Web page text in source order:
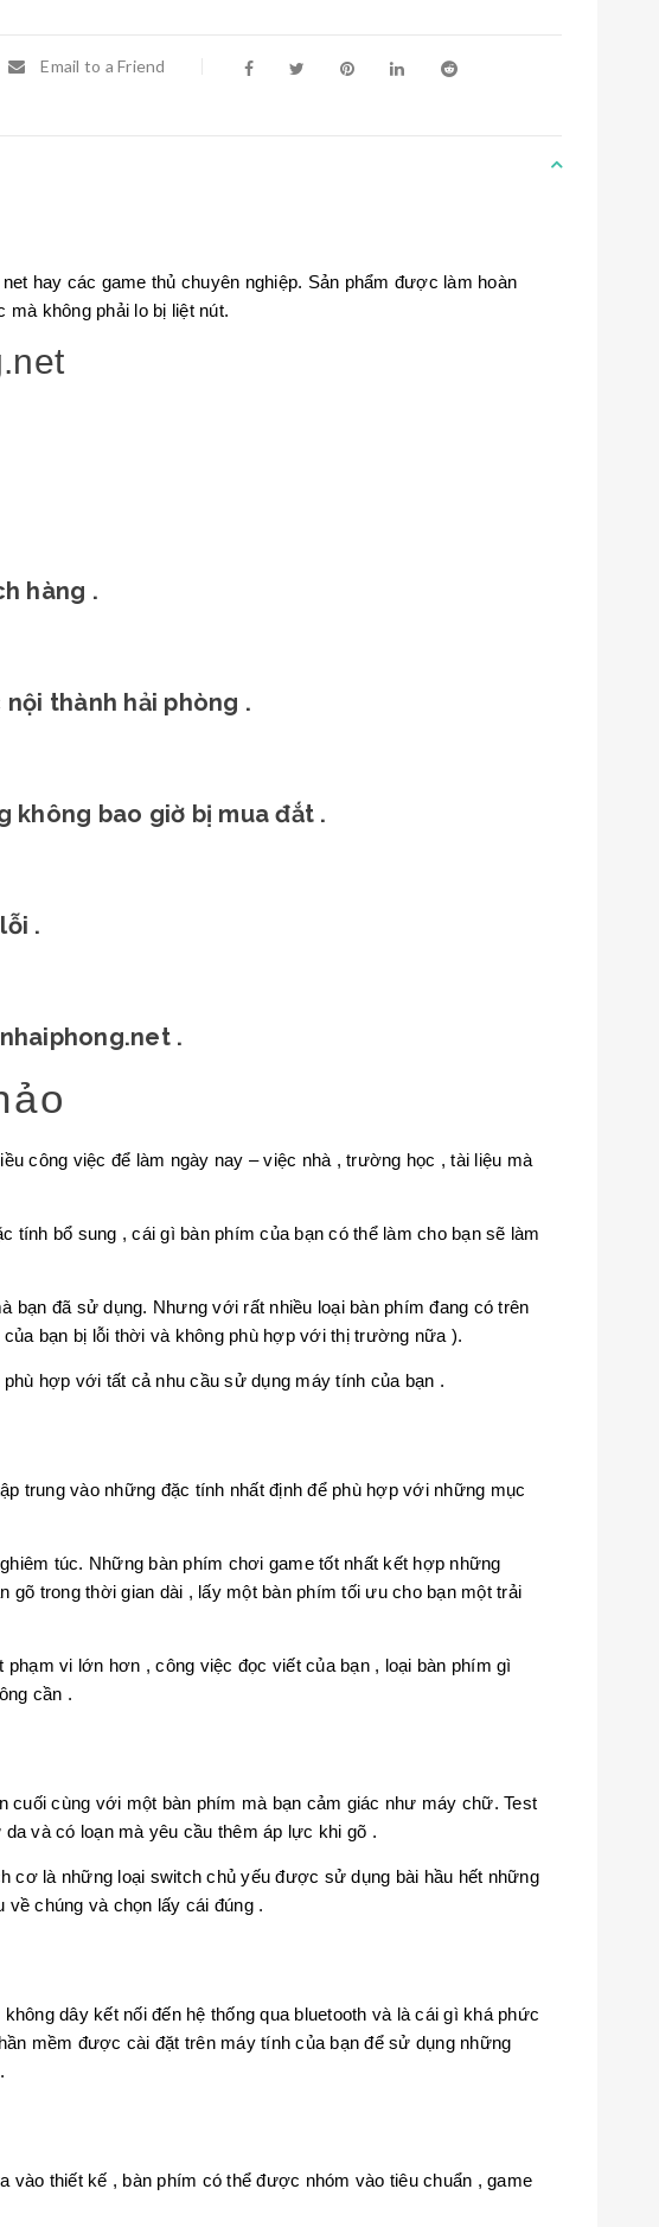
Email to a Friend
hay các game thủ chuyên nghiệp. Sản phẩm được làm hoàn
mà không phải lo bị liệt nút.
hàng .
thành hải phòng .
không bao giờ bị mua đắt .
.
.
công việc để làm ngày nay – việc nhà , trường học , tài liệu mà
bổ sung , cái gì bàn phím của bạn có thể làm cho bạn sẽ làm
bạn đã sử dụng. Nhưng với rất nhiều loại bàn phím đang có trên
bạn bị lỗi thời và không phù hợp với thị trường nữa ).
hợp với tất cả nhu cầu sử dụng máy tính của bạn .
trung vào những đặc tính nhất định để phù hợp với những mục
túc. Những bàn phím chơi game tốt nhất kết hợp những
trong thời gian dài , lấy một bàn phím tối ưu cho bạn một trải
vi lớn hơn , công việc đọc viết của bạn , loại bàn phím gì
cần .
cuối cùng với một bàn phím mà bạn cảm giác như máy chữ. Test
và có loạn mà yêu cầu thêm áp lực khi gõ .
cơ là những loại switch chủ yếu được sử dụng bài hầu hết những
chúng và chọn lấy cái đúng .
dây kết nối đến hệ thống qua bluetooth và là cái gì khá phức
mềm được cài đặt trên máy tính của bạn để sử dụng những
thiết kế , bàn phím có thể được nhóm vào tiêu chuẩn , game